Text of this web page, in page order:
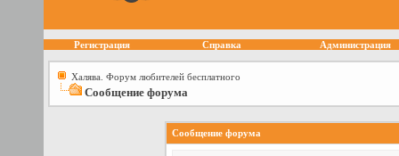
Регистрация Справка Администрация
Халява. Форум любителей бесплатного
Сообщение форума
Сообщение форума